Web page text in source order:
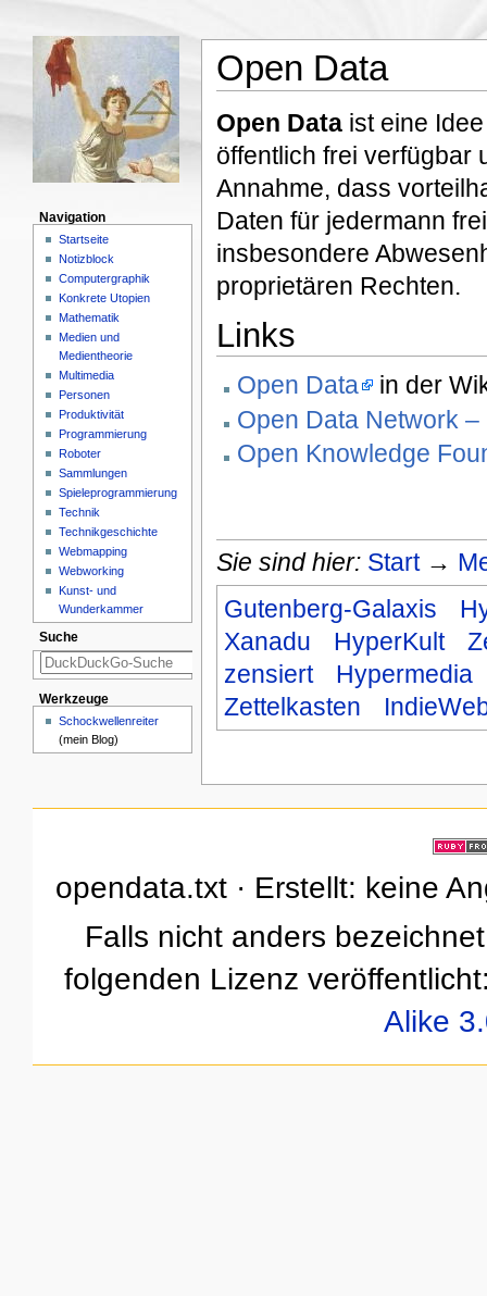
Open Data
Open Dataist eine Idee
öffentlich frei verfügbar
Annahme, dass
Daten für jedermann
insbesondere
proprietären Rechten.
Links
Open Data in der
Open Data Network
Open Knowledge
Sie sind hier: Start→
Gutenberg-Galaxis
Xanadu
HyperKult
zensiert
Hypermedia
Zettelkasten
Navigation
Startseite
Notizblock
Computergraphik
Konkrete Utopien
Mathematik
Medien und
Medientheorie
Multimedia
Personen
Produktivität
Programmierung
Roboter
Sammlungen
Spieleprogrammierung
Technik
Technikgeschichte
Webmapping
Webworking
Kunst- und
Wunderkammer
Suche
Werkzeuge
Schockwellenreiter
(mein Blog)
opendata.txt · Erstellt: keine
Falls nicht anders
folgenden Lizenz
Alike